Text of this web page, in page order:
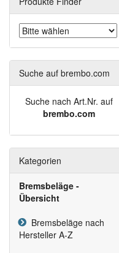
Suche auf brembo.com
Suche nach Art.Nr. auf
brembo.com
Kategorien
Bremsbeläge -
Übersicht
Bremsbeläge nach
Hersteller A-Z